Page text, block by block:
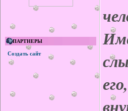
ПАРТНЕРЫ
Создать сайт